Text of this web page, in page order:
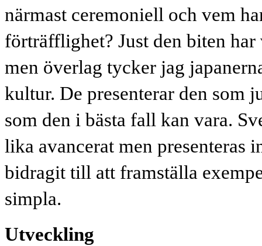
närmast ceremoniell och vem
förträfflighet? Just den biten
men överlag tycker jag
kultur. De presenterar den som
som den i bästa fall kan vara.
lika avancerat men presenteras
bidragit till att framställa
simpla.
Utveckling